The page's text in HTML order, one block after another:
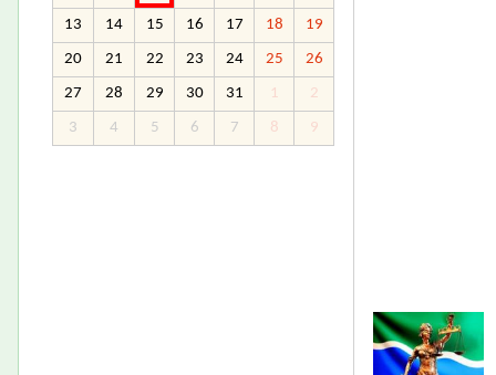
13 14 15 16 17 18 19
20 21 22 23 24 25 26
27 28 29 30 31 1 2
3 4 5 6 7 8 9